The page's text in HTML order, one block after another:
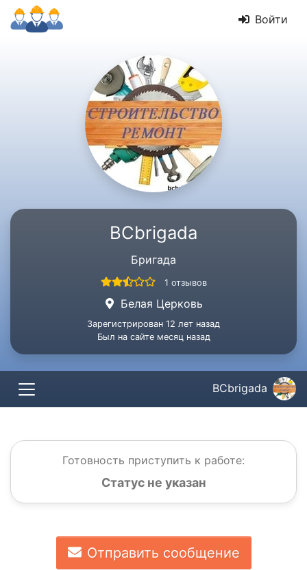
Войти
BCbrigada
Бригада
1 отзывов
Белая Церковь
Зарегистрирован 12 лет назад
Был на сайте месяц назад
BCbrigada
Готовность приступить к работе:
Статус не указан
Отправить сообщение